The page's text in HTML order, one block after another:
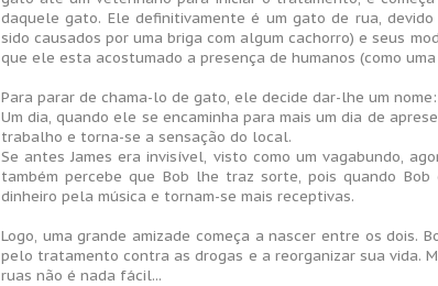
daquele gato. Ele definitivamente é um gato de rua,
sido causados por uma briga com algum cachorro) e seus
que ele esta acostumado a presença de humanos (como
Para parar de chama-lo de gato, ele decide dar-lhe um nome:
Um dia, quando ele se encaminha para mais um dia de
trabalho e torna-se a sensação do local.
Se antes James era invisível, visto como um vagabundo,
também percebe que Bob lhe traz sorte, pois quando
dinheiro pela música e tornam-se mais receptivas.
Logo, uma grande amizade começa a nascer entre os dois.
pelo tratamento contra as drogas e a reorganizar sua vida.
ruas não é nada fácil...